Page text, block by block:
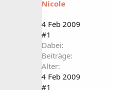
a
t
r
m
Nicole
4 Feb 2009
#1
Dabei
Beiträge
Alter
4 Feb 2009
#1